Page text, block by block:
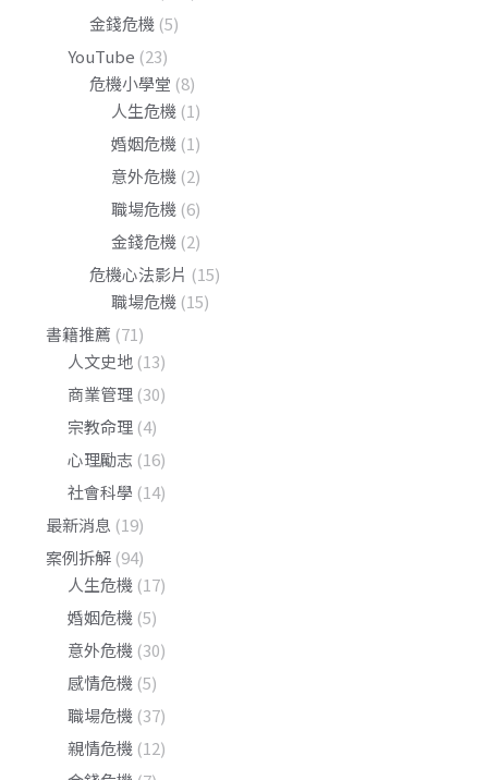
金錢危機 (5)
YouTube (23)
危機小學堂 (8)
人生危機 (1)
婚姻危機 (1)
意外危機 (2)
職場危機 (6)
金錢危機 (2)
危機心法影片 (15)
職場危機 (15)
書籍推薦 (71)
人文史地 (13)
商業管理 (30)
宗教命理 (4)
心理勵志 (16)
社會科學 (14)
最新消息 (19)
案例拆解 (94)
人生危機 (17)
婚姻危機 (5)
意外危機 (30)
感情危機 (5)
職場危機 (37)
親情危機 (12)